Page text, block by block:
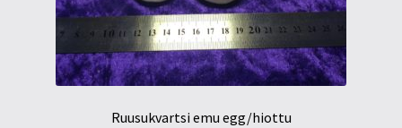
Ruusukvartsi emu egg/hiottu